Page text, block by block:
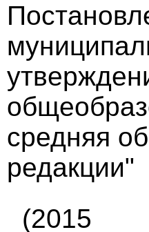
средняя
редакции"
(2015